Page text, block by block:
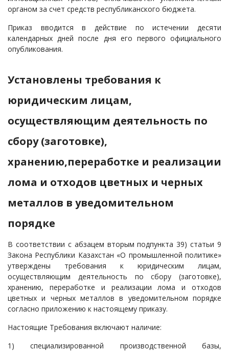
органом за счет средств республиканского бюджета.
Приказ вводится в действие по истечении десяти
календарных дней после дня его первого официального
опубликования.
Установлены требования к
юридическим лицам,
осуществляющим деятельность по
сбору (заготовке),
хранению,переработке и реализации
лома и отходов цветных и черных
металлов в уведомительном
порядке
В соответствии с абзацем вторым подпункта 39) статьи 9
Закона Республики Казахстан «О промышленной политике»
утверждены требования к юридическим лицам,
осуществляющим деятельность по сбору (заготовке),
хранению, переработке и реализации лома и отходов
цветных и черных металлов в уведомительном порядке
согласно приложению к настоящему приказу.
Настоящие Требования включают наличие:
1) специализированной производственной базы,